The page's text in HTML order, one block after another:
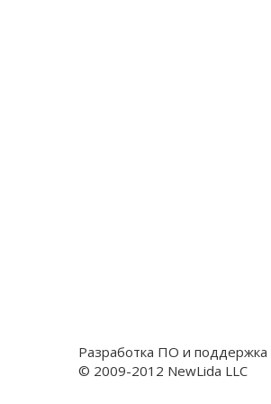
Разработка ПО и поддержка
© 2009-2012 NewLida LLC